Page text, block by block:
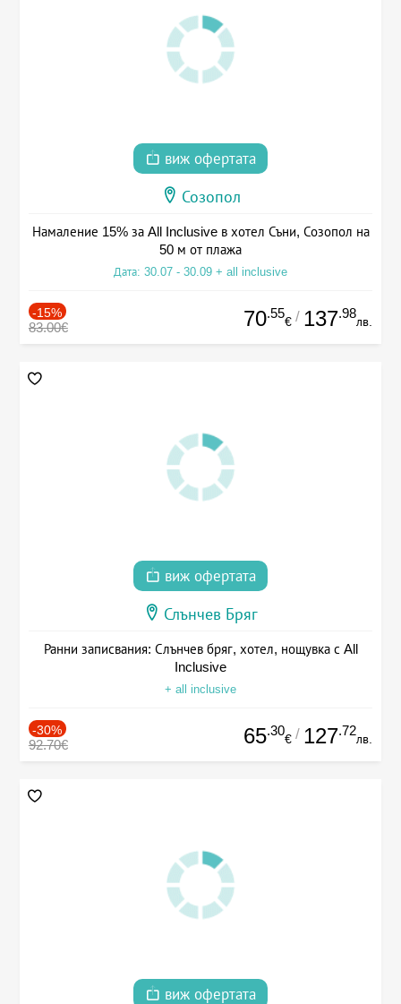
виж офертата
Созопол
Намаление 15% за All Inclusive в хотел Съни, Созопол на
50 м от плажа
Дата: 30.07 - 30.09 + all inclusive
-15%
83.00€ 70.55
€ / 137.98
лв.
виж офертата
Слънчев Бряг
Ранни записвания: Слънчев бряг, хотел, нощувка с All
Inclusive
+ all inclusive
-30%
92.70€ 65.30
€ / 127.72
лв.
виж офертата